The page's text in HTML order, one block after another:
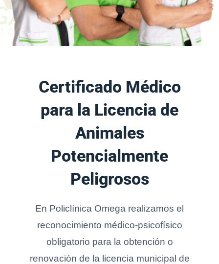
Certificado Médico
para la Licencia de
Animales
Potencialmente
Peligrosos
En Policlínica Omega realizamos el
reconocimiento médico-psicofísico
obligatorio para la obtención o
renovación de la licencia municipal de